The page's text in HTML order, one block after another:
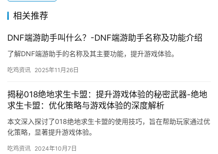
相关推荐
DNF端游助手叫什么？-DNF端游助手名称及功能介绍
了解DNF端游助手的名称及其主要功能，提升游戏体验。
吃鸡资讯 2025年11月26日
揭秘018绝地求生卡盟：提升游戏体验的秘密武器-绝地
求生卡盟：优化策略与游戏体验的深度解析
本文深入探讨了018绝地求生卡盟的使用技巧，旨在帮助玩家通过优
化策略，显著提升游戏体验。
吃鸡资讯 2024年10月7日